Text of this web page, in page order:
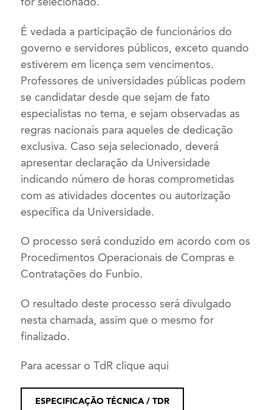
É vedada a participação de funcionários do
governo e servidores públicos, exceto quando
estiverem em licença sem vencimentos.
Professores de universidades públicas podem
se candidatar desde que sejam de fato
especialistas no tema, e sejam observadas as
regras nacionais para aqueles de dedicação
exclusiva. Caso seja selecionado, deverá
apresentar declaração da Universidade
indicando número de horas comprometidas
com as atividades docentes ou autorização
específica da Universidade.
O processo será conduzido em acordo com os
Procedimentos Operacionais de Compras e
Contratações do Funbio.
O resultado deste processo será divulgado
nesta chamada, assim que o mesmo for
finalizado.
Para acessar o TdR clique aqui
ESPECIFICAÇÃO TÉCNICA / TDR